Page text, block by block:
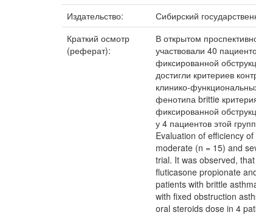
Издательство:
Сибирский
Краткий осмотр
(реферат):
В открытом
участвовали 40
фиксированной
достигли критериев
клинико-
фенотипа brittie
фиксированной
у 4 пациентов этой
Evaluation of efficiency
moderate (n = 15) and
trial. It was observed,
fluticasone propionate
patients with brittle
with fixed obstruction
oral steroids dose in 4